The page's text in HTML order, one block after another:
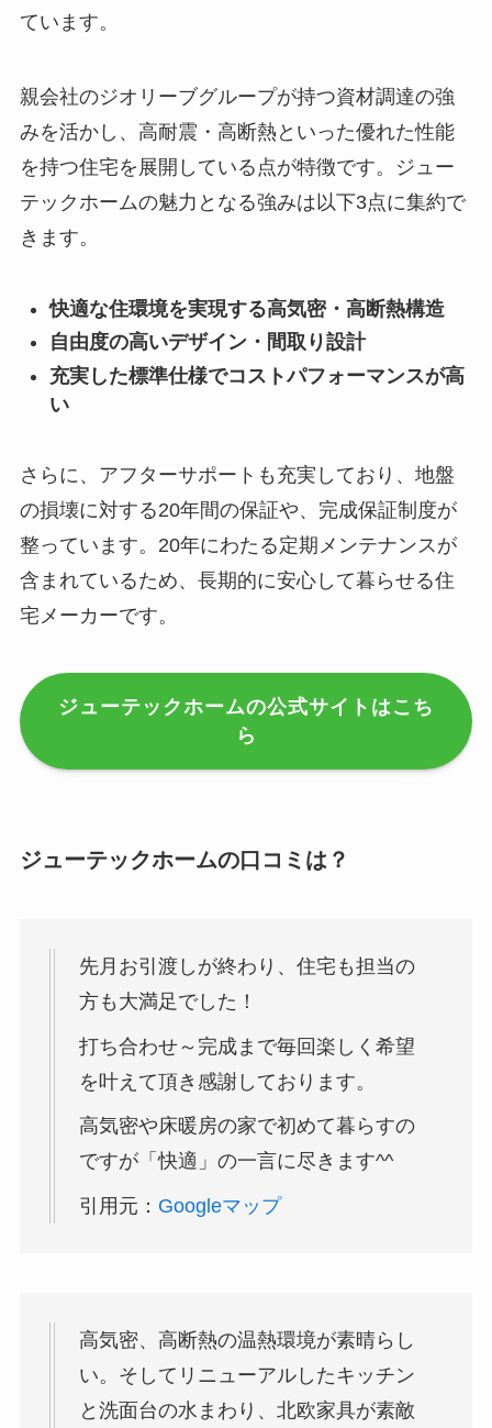
ています。
親会社のジオリーブグループが持つ資材調達の強
みを活かし、高耐震・高断熱といった優れた性能
を持つ住宅を展開している点が特徴です。ジュー
テックホームの魅力となる強みは以下3点に集約で
きます。
快適な住環境を実現する高気密・高断熱構造
自由度の高いデザイン・間取り設計
充実した標準仕様でコストパフォーマンスが高
い
さらに、アフターサポートも充実しており、地盤
の損壊に対する20年間の保証や、完成保証制度が
整っています。20年にわたる定期メンテナンスが
含まれているため、長期的に安心して暮らせる住
宅メーカーです。
ジューテックホームの公式サイトはこち
ら
ジューテックホームの口コミは？
先月お引渡しが終わり、住宅も担当の
方も大満足でした！
打ち合わせ～完成まで毎回楽しく希望
を叶えて頂き感謝しております。
高気密や床暖房の家で初めて暮らすの
ですが「快適」の一言に尽きます^^
引用元： Googleマップ
高気密、高断熱の温熱環境が素晴らし
い。そしてリニューアルしたキッチン
と洗面台の水まわり、北欧家具が素敵